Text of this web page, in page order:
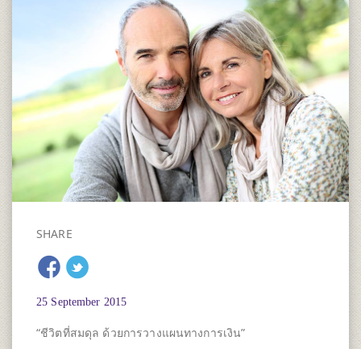
SHARE
25 September 2015
“ชีวิตที่สมดุล ด้วยการวางแผนทางการเงิน”